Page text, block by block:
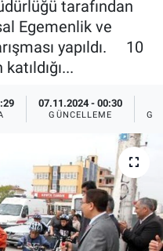
tarafından
Egemenlik ve
yapıldı. 10
07.11.2024 - 00:30
GÜNCELLEME